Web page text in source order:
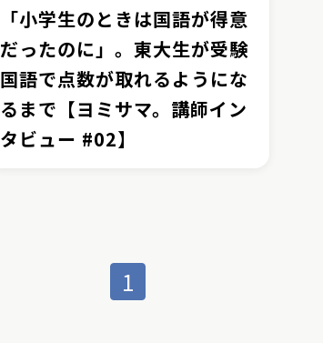
「小学生のときは国語が得意
だったのに」。東大生が受験
国語で点数が取れるようにな
るまで【ヨミサマ。講師イン
タビュー #02】
1